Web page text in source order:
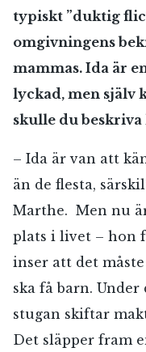
typiskt ”duktig
omgivningens
mammas. Ida är
lyckad, men själv
skulle du beskriva
– Ida är van att
än de flesta,
Marthe. Men nu
plats i livet – hon
inser att det
ska få barn.
stugan skiftar
Det släpper fram